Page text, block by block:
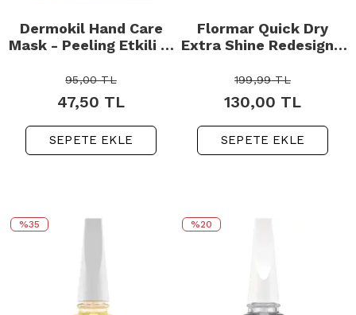
Dermokil Hand Care
Mask - Peeling Etkili El
95,00TL
47,50 TL
SEPETE EKLE
Flormar Quick Dry
Extra Shine Redesign -
199,99TL
130,00 TL
SEPETE EKLE
%35 %20